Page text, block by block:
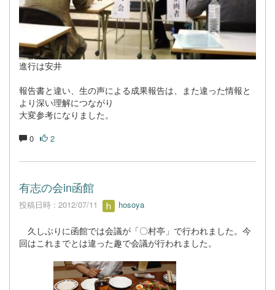
進行は安井
報告書と違い、生の声による成果報告は、また違った情報と
より深い理解につながり
大変参考になりました。
0 2
有志の会in函館
投稿日時 : 2012/07/11 hosoya
久しぶりに函館では会議が「〇村亭」で行われました。今
回はこれまでとは違った趣で会議が行われました。